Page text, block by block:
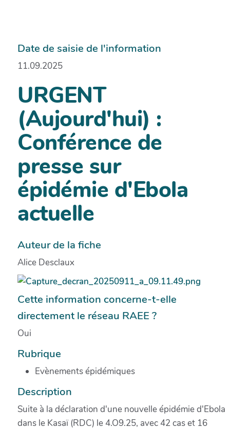
Date de saisie de l'information
11.09.2025
URGENT
(Aujourd'hui) :
Conférence de
presse sur
épidémie d'Ebola
actuelle
Auteur de la fiche
Alice Desclaux
Cette information concerne-t-elle
directement le réseau RAEE ?
Oui
Rubrique
Evènements épidémiques
Description
Suite à la déclaration d'une nouvelle épidémie d'Ebola
dans le Kasaï (RDC) le 4.O9.25, avec 42 cas et 16